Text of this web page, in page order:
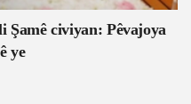
Şamê civiyan: Pêvajoya
ye